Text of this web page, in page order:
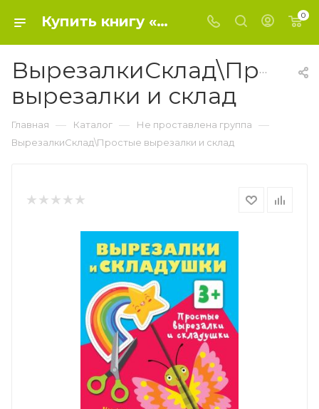
Купить книгу «ВырезалкиСклад\Простые вырезалки и склад» 2023, Дмитриева В.Г. - Не проставлена группа 0
вырезалки и склад
Главная — Каталог — Не проставлена группа —
ВырезалкиСклад\Простые вырезалки и склад